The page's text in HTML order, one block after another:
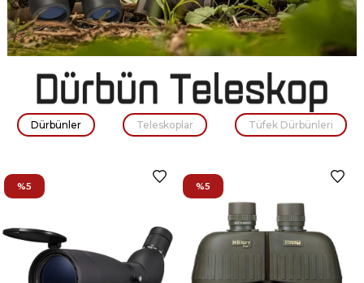
Evolite Vertical Dağcı
Kaskı - Turuncu - CE EN
12492
₺3.827
₺4.252
Evolite Indo Safety Kask-
Beyaz - CE EN 397
₺3.827
₺4.252
Dürbünler Teleskoplar Tüfek Dürbünleri
%5 %5